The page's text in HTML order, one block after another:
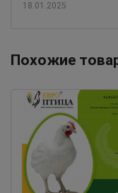
18.01.2025
Похожие